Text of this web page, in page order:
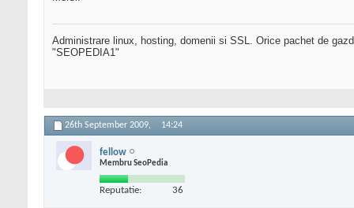
Administrare linux, hosting, domenii si SSL. Orice pachet de
"SEOPEDIA1"
26th September 2009, 14:24
fellow
Membru SeoPedia
Reputatie: 36